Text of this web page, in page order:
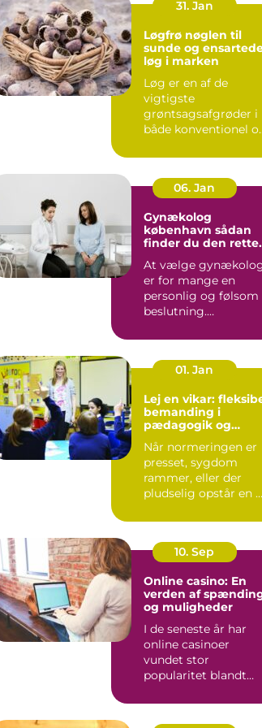
31. Jan
Løgfrø nøglen til
sunde og
løg i marken
Løg er en af de
vigtigste
grøntsagsafgrøder i
både konventionel
Når en avle...
06. Jan
Gynækolog
københavn sådan
finder du den rette
At vælge
er for mange en
personlig og følsom
beslutning.
behandlinger for...
01. Jan
Lej en vikar:
bemanding i
pædagogik og
Når normeringen er
presset, sygdom
rammer, eller der
pludselig opstår en ny
for ...
10. Sep
Online casino: En
verden af
og muligheder
I de seneste år har
online casinoer
vundet stor
popularitet blandt
hele v...